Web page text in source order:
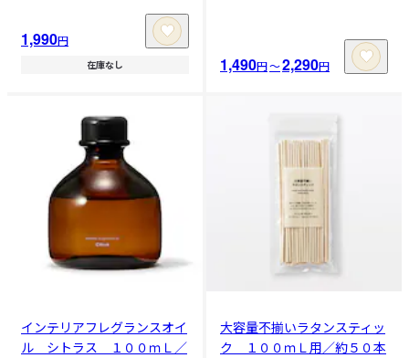
1,990円
在庫なし 1,490円〜2,290円
インテリアフレグランスオイ
ル シトラス １００ｍＬ／
大容量不揃いラタンスティッ
ク １００ｍＬ用／約５０本